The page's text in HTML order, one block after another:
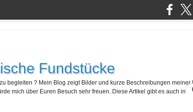
Fundstücke
begleiten ? Mein Blog zeigt Bilder und kurze Beschreibungen
mich über Euren Besuch sehr freuen. Diese Artikel gibt es auch in